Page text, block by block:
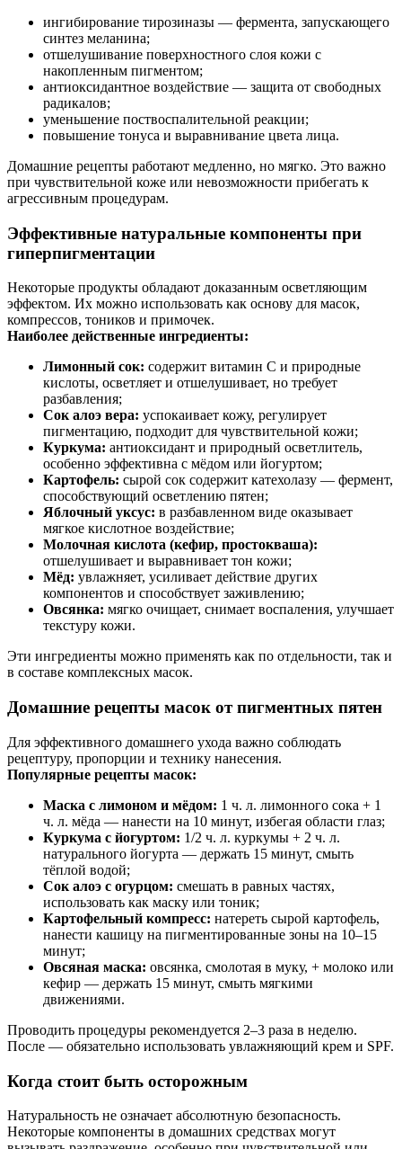
ингибирование тирозиназы — фермента, запускающего
синтез меланина;
отшелушивание поверхностного слоя кожи с
накопленным пигментом;
антиоксидантное воздействие — защита от свободных
радикалов;
уменьшение поствоспалительной реакции;
повышение тонуса и выравнивание цвета лица.
Домашние рецепты работают медленно, но мягко. Это важно
при чувствительной коже или невозможности прибегать к
агрессивным процедурам.
Эффективные натуральные компоненты при
гиперпигментации
Некоторые продукты обладают доказанным осветляющим
эффектом. Их можно использовать как основу для масок,
компрессов, тоников и примочек.
Наиболее действенные ингредиенты:
Лимонный сок: содержит витамин C и природные
кислоты, осветляет и отшелушивает, но требует
разбавления;
Сок алоэ вера: успокаивает кожу, регулирует
пигментацию, подходит для чувствительной кожи;
Куркума: антиоксидант и природный осветлитель,
особенно эффективна с мёдом или йогуртом;
Картофель: сырой сок содержит катехолазу — фермент,
способствующий осветлению пятен;
Яблочный уксус: в разбавленном виде оказывает
мягкое кислотное воздействие;
Молочная кислота (кефир, простокваша):
отшелушивает и выравнивает тон кожи;
Мёд: увлажняет, усиливает действие других
компонентов и способствует заживлению;
Овсянка: мягко очищает, снимает воспаления, улучшает
текстуру кожи.
Эти ингредиенты можно применять как по отдельности, так и
в составе комплексных масок.
Домашние рецепты масок от пигментных пятен
Для эффективного домашнего ухода важно соблюдать
рецептуру, пропорции и технику нанесения.
Популярные рецепты масок:
Маска с лимоном и мёдом: 1 ч. л. лимонного сока + 1
ч. л. мёда — нанести на 10 минут, избегая области глаз;
Куркума с йогуртом: 1/2 ч. л. куркумы + 2 ч. л.
натурального йогурта — держать 15 минут, смыть
тёплой водой;
Сок алоэ с огурцом: смешать в равных частях,
использовать как маску или тоник;
Картофельный компресс: натереть сырой картофель,
нанести кашицу на пигментированные зоны на 10–15
минут;
Овсяная маска: овсянка, смолотая в муку, + молоко или
кефир — держать 15 минут, смыть мягкими
движениями.
Проводить процедуры рекомендуется 2–3 раза в неделю.
После — обязательно использовать увлажняющий крем и SPF.
Когда стоит быть осторожным
Натуральность не означает абсолютную безопасность.
Некоторые компоненты в домашних средствах могут